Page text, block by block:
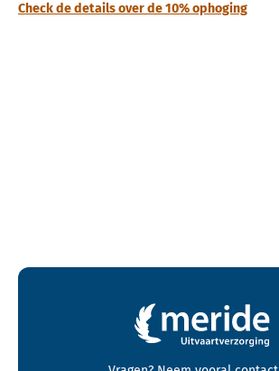
Check de details over de 10% ophoging
Contactgegevens en footer menu van Meride